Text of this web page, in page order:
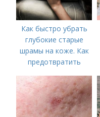
Как быстро убрать
глубокие старые
шрамы на коже. Как
предотвратить